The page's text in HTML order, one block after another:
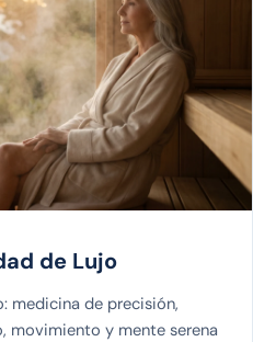
de Lujo
medicina de precisión,
movimiento y mente serena